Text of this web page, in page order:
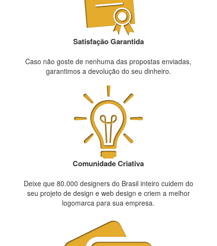
Satisfação Garantida
Caso não goste de nenhuma das propostas enviadas,
garantimos a devolução do seu dinheiro.
Comunidade Criativa
Deixe que 80.000 designers do Brasil inteiro cuidem do
seu projeto de design e web design e criem a melhor
logomarca para sua empresa.